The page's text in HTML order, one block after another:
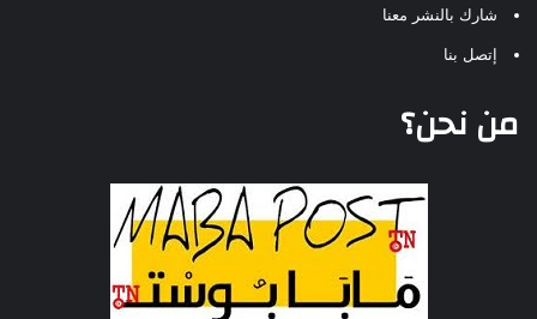
شارك بالنشر معنا
إتصل بنا
من نحن؟